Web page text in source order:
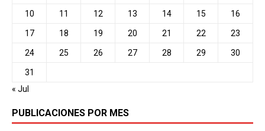
10 11 12 13 14 15 16
17 18 19 20 21 22 23
24 25 26 27 28 29 30
31
« Jul
PUBLICACIONES POR MES